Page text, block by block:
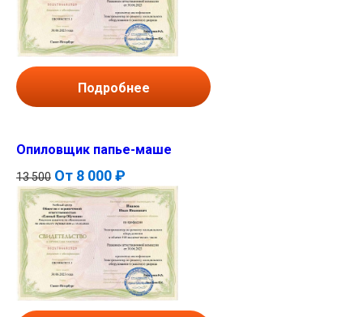
Подробнее
Опиловщик папье-маше
13 500 От 8 000 ₽